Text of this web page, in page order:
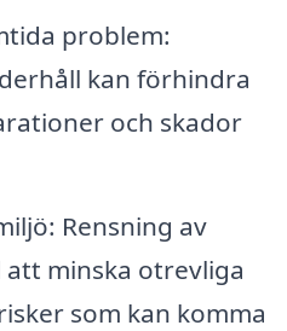
problem:
kan förhindra
och skador
Rensning av
minska otrevliga
som kan komma